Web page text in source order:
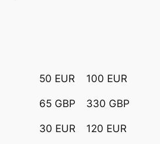
50 EUR 100 EUR
65 GBP 330 GBP
30 EUR 120 EUR